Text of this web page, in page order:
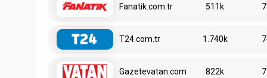
Fanatik.com.tr 511k
T24.com.tr 1.740k
Gazetevatan.com 822k